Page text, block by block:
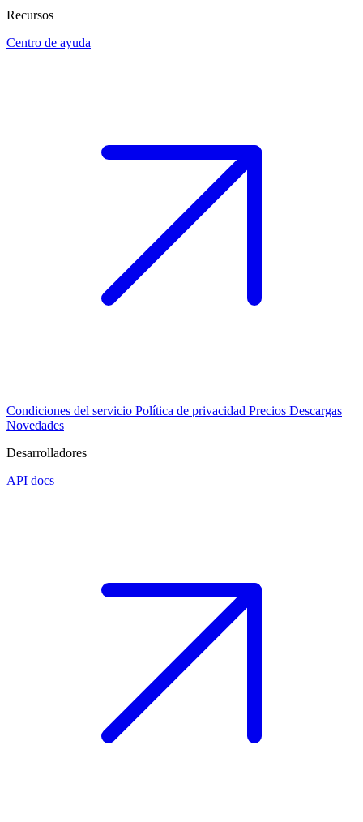
Recursos
Centro de ayuda
Condiciones del servicio Política de privacidad Precios Descargas
Novedades
Desarrolladores
API docs